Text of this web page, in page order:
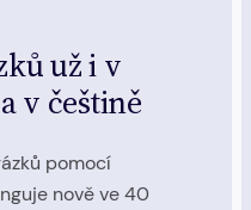
už i v
v češtině
pomocí
nově ve 40